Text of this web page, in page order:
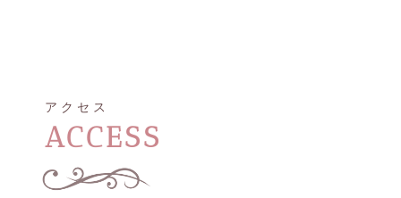
アクセス
ACCESS